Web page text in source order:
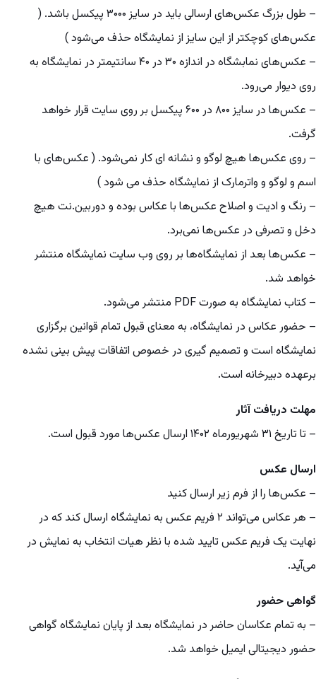
– طول بزرگ عکس‌های ارسالی باید در سایز ۳۰۰۰ پیکسل باشد. (
عکس‌های کوچکتر از این سایز از نمایشگاه حذف می‌شود )
– عکس‌های نمابشگاه در اندازه ۳۰ در ۴۰ سانتیمتر در نمایشگاه به
روی دیوار می‌رود.
– عکس‌ها در سایز ۸۰۰ در ۶۰۰ پیکسل بر روی سایت قرار خواهد
گرفت.
– روی عکس‌ها هیچ لوگو و نشانه ای کار نمی‌شود. ( عکس‌های با
اسم و لوگو و واترمارک از نمایشگاه حذف می شود )
– رنگ و ادیت و اصلاح عکس‌ها با عکاس بوده و دوربین.نت هیچ
دخل و تصرفی در عکس‌ها نمی‌برد.
– عکس‌ها بعد از نمایشگاه‌ها بر روی وب سایت نمایشگاه منتشر
خواهد شد.
– کتاب نمایشگاه به صورت PDF منتشر می‌شود.
– حضور عکاس در نمایشگاه، به معنای قبول تمام قوانین برگزاری
نمایشگاه است و تصمیم گیری در خصوص اتفاقات پیش بینی نشده
برعهده دبیرخانه است.
مهلت دریافت آثار
– تا تاریخ ۳۱ شهریورماه ۱۴۰۲ ارسال عکس‌ها مورد قبول است.
ارسال عکس
– عکس‌ها را از فرم زیر ارسال کنید
– هر عکاس می‌تواند ۲ فریم عکس به نمایشگاه ارسال کند که در
نهایت یک فریم عکس تایید شده با نظر هیات انتخاب به نمایش در
می‌آید.
گواهی حضور
– به تمام عکاسان حاضر در نمایشگاه بعد از پایان نمایشگاه گواهی
حضور دیجیتالی ایمیل خواهد شد.